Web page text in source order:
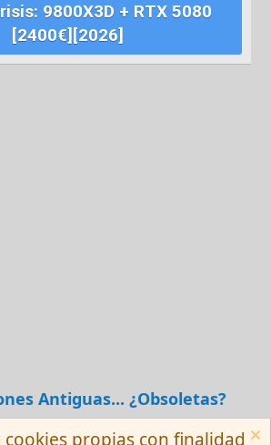
9800X3D + RTX 5080
[2400€][2026]
Antiguas... ¿Obsoletas?
cookies propias con finalidad